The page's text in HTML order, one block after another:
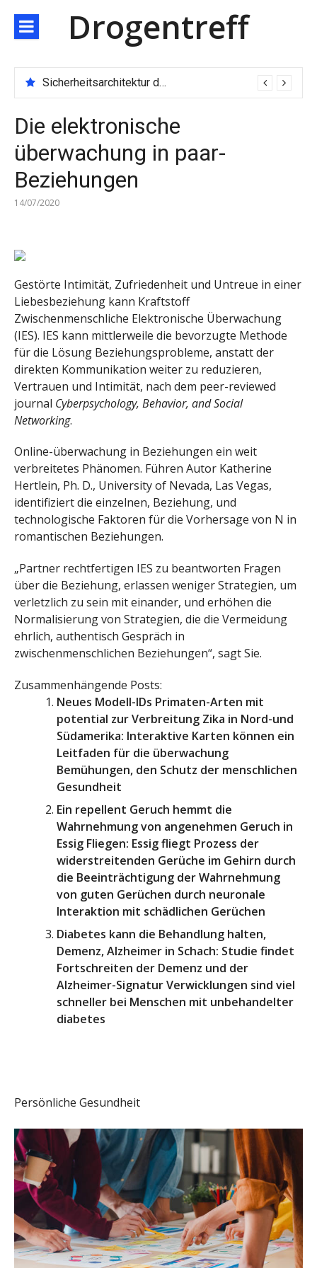
zum
Inhalt
Drogentreff
Sicherheitsarchitektur der nächsten Generation: JARXE kombiniert Multi-Wallet und MPC als Schutzschild für digitales Vertrauen
Die elektronische
überwachung in paar-
Beziehungen
14/07/2020
Gestörte Intimität, Zufriedenheit und Untreue in einer
Liebesbeziehung kann Kraftstoff
Zwischenmenschliche Elektronische Überwachung
(IES). IES kann mittlerweile die bevorzugte Methode
für die Lösung Beziehungsprobleme, anstatt der
direkten Kommunikation weiter zu reduzieren,
Vertrauen und Intimität, nach dem peer-reviewed
journal Cyberpsychology, Behavior, and Social
Networking.
Online-überwachung in Beziehungen ein weit
verbreitetes Phänomen. Führen Autor Katherine
Hertlein, Ph. D., University of Nevada, Las Vegas,
identifiziert die einzelnen, Beziehung, und
technologische Faktoren für die Vorhersage von N in
romantischen Beziehungen.
„Partner rechtfertigen IES zu beantworten Fragen
über die Beziehung, erlassen weniger Strategien, um
verletzlich zu sein mit einander, und erhöhen die
Normalisierung von Strategien, die die Vermeidung
ehrlich, authentisch Gespräch in
zwischenmenschlichen Beziehungen“, sagt Sie.
Zusammenhängende Posts:
Neues Modell-IDs Primaten-Arten mit
potential zur Verbreitung Zika in Nord-und
Südamerika: Interaktive Karten können ein
Leitfaden für die überwachung
Bemühungen, den Schutz der menschlichen
Gesundheit
Ein repellent Geruch hemmt die
Wahrnehmung von angenehmen Geruch in
Essig Fliegen: Essig fliegt Prozess der
widerstreitenden Gerüche im Gehirn durch
die Beeinträchtigung der Wahrnehmung
von guten Gerüchen durch neuronale
Interaktion mit schädlichen Gerüchen
Diabetes kann die Behandlung halten,
Demenz, Alzheimer in Schach: Studie findet
Fortschreiten der Demenz und der
Alzheimer-Signatur Verwicklungen sind viel
schneller bei Menschen mit unbehandelter
diabetes
Persönliche Gesundheit